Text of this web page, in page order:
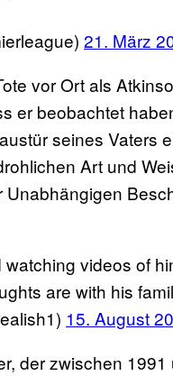
21. März
vor Ort als
er beobachtet
seines Vaters
Art und
videos of
are with his
15. August
der zwischen